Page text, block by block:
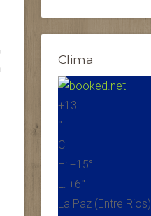
Clima
+13
°
C
H: +15°
L: +6°
La Paz (Entre Rios)